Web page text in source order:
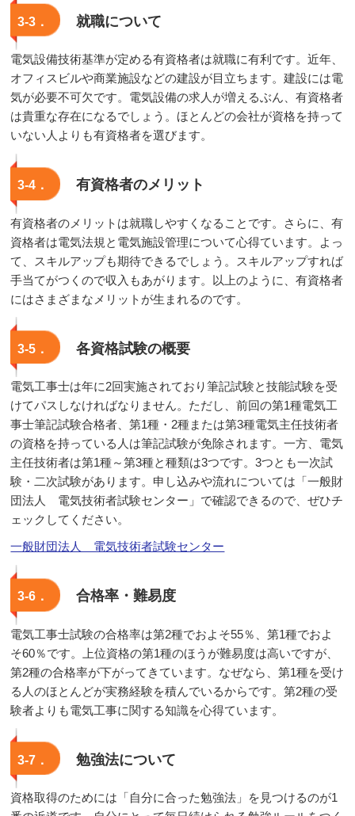
3‐3． 就職について
電気設備技術基準が定める有資格者は就職に有利です。近年、
オフィスビルや商業施設などの建設が目立ちます。建設には電
気が必要不可欠です。電気設備の求人が増えるぶん、有資格者
は貴重な存在になるでしょう。ほとんどの会社が資格を持って
いない人よりも有資格者を選びます。
3‐4． 有資格者のメリット
有資格者のメリットは就職しやすくなることです。さらに、有
資格者は電気法規と電気施設管理について心得ています。よっ
て、スキルアップも期待できるでしょう。スキルアップすれば
手当てがつくので収入もあがります。以上のように、有資格者
にはさまざまなメリットが生まれるのです。
3‐5． 各資格試験の概要
電気工事士は年に2回実施されており筆記試験と技能試験を受
けてパスしなければなりません。ただし、前回の第1種電気工
事士筆記試験合格者、第1種・2種または第3種電気主任技術者
の資格を持っている人は筆記試験が免除されます。一方、電気
主任技術者は第1種～第3種と種類は3つです。3つとも一次試
験・二次試験があります。申し込みや流れについては「一般財
団法人 電気技術者試験センター」で確認できるので、ぜひチ
ェックしてください。
一般財団法人 電気技術者試験センター
3‐6． 合格率・難易度
電気工事士試験の合格率は第2種でおよそ55％、第1種でおよ
そ60％です。上位資格の第1種のほうが難易度は高いですが、
第2種の合格率が下がってきています。なぜなら、第1種を受け
る人のほとんどが実務経験を積んでいるからです。第2種の受
験者よりも電気工事に関する知識を心得ています。
3‐7． 勉強法について
資格取得のためには「自分に合った勉強法」を見つけるのが1